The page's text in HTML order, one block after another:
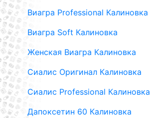
Виагра Professional Калиновка
Виагра Soft Калиновка
Женская Виагра Калиновка
Сиалис Оригинал Калиновка
Сиалис Professional Калиновка
Дапоксетин 60 Калиновка